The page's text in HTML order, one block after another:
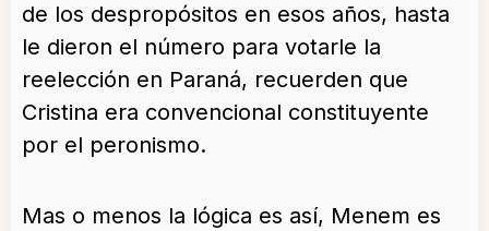
de los despropósitos en esos años, hasta
le dieron el número para votarle la
reelección en Paraná, recuerden que
Cristina era convencional constituyente
por el peronismo.
Mas o menos la lógica es así, Menem es